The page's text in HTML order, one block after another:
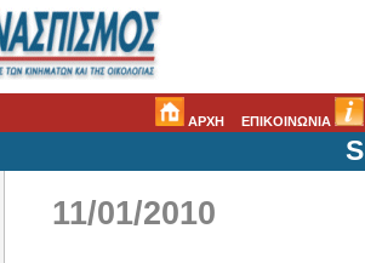
ΑΡΧΗ ΕΠΙΚΟΙΝΩΝΙΑ
11/01/2010